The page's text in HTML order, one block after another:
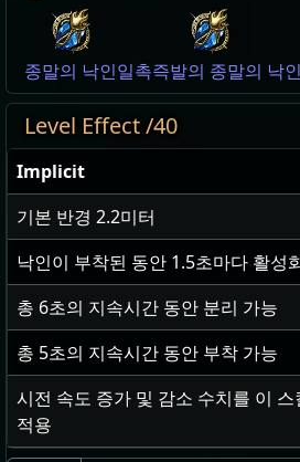
종말의 낙인일촉즉발의 종말의 낙인
Level Effect /40
Implicit
기본 반경 2.2미터
낙인이 부착된 동안 1.5초마다 활성
총 6초의 지속시간 동안 분리 가능
총 5초의 지속시간 동안 부착 가능
시전 속도 증가 및 감소 수치를 이
적용